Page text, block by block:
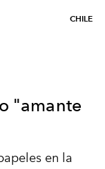
CHILE
"amante
en la